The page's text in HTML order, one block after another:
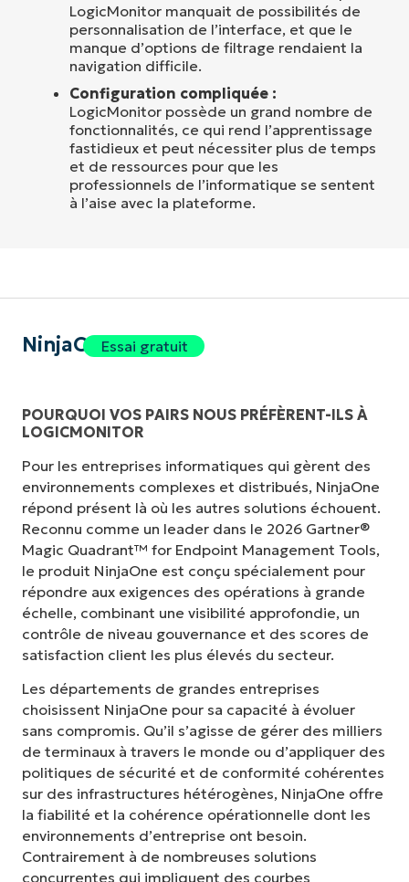
LogicMonitor manquait de possibilités de
personnalisation de l’interface, et que le
manque d’options de filtrage rendaient la
navigation difficile.
Configuration compliquée :
LogicMonitor possède un grand nombre de
fonctionnalités, ce qui rend l’apprentissage
fastidieux et peut nécessiter plus de temps
et de ressources pour que les
professionnels de l’informatique se sentent
à l’aise avec la plateforme.
NinjaOneEssai gratuit
POURQUOI VOS PAIRS NOUS PRÉFÈRENT-ILS À
LOGICMONITOR
Pour les entreprises informatiques qui gèrent des
environnements complexes et distribués, NinjaOne
répond présent là où les autres solutions échouent.
Reconnu comme un leader dans le 2026 Gartner®
Magic Quadrant™ for Endpoint Management Tools,
le produit NinjaOne est conçu spécialement pour
répondre aux exigences des opérations à grande
échelle, combinant une visibilité approfondie, un
contrôle de niveau gouvernance et des scores de
satisfaction client les plus élevés du secteur.
Les départements de grandes entreprises
choisissent NinjaOne pour sa capacité à évoluer
sans compromis. Qu’il s’agisse de gérer des milliers
de terminaux à travers le monde ou d’appliquer des
politiques de sécurité et de conformité cohérentes
sur des infrastructures hétérogènes, NinjaOne offre
la fiabilité et la cohérence opérationnelle dont les
environnements d’entreprise ont besoin.
Contrairement à de nombreuses solutions
concurrentes qui impliquent des courbes